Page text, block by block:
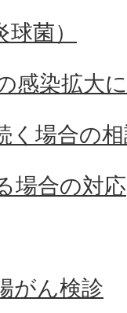
菌）
感染拡大
く場合の
場合の対応
がん検診